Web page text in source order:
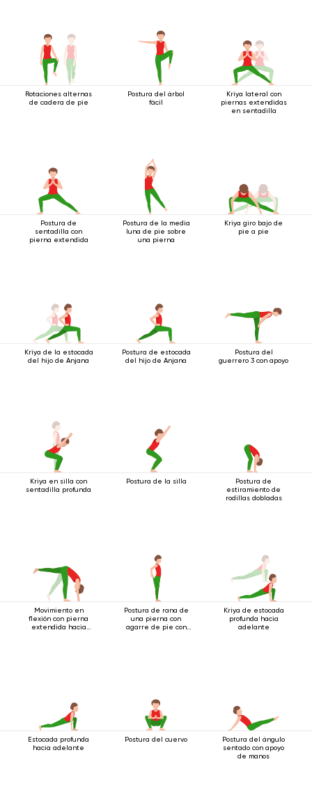
Rotaciones alternas
de cadera de pie
Postura del árbol
fácil
Kriya lateral con
piernas extendidas
en sentadilla
Postura de
sentadilla con
pierna extendida
Postura de la media
luna de pie sobre
una pierna
Kriya giro bajo de
pie a pie
Kriya de la estocada
del hijo de Anjana
Postura de estocada
del hijo de Anjana
Postura del
guerrero 3 con apoyo
Kriya en silla con
sentadilla profunda
Postura de la silla
Postura de
estiramiento de
rodillas dobladas
Movimiento en
flexión con pierna
extendida hacia
Postura de rana de
una pierna con
agarre de pie con
Kriya de estocada
profunda hacia
adelante
Estocada profunda
hacia adelante
Postura del cuervo
Postura del ángulo
sentado con apoyo
de manos